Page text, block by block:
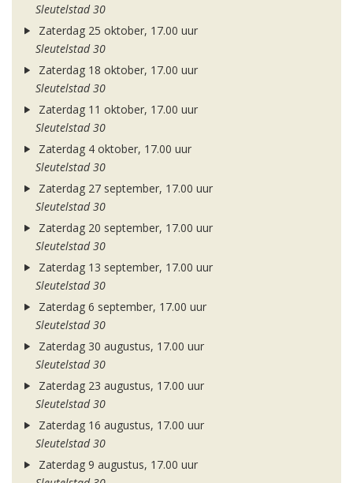
Sleutelstad 30
Zaterdag 25 oktober, 17.00 uur
Sleutelstad 30
Zaterdag 18 oktober, 17.00 uur
Sleutelstad 30
Zaterdag 11 oktober, 17.00 uur
Sleutelstad 30
Zaterdag 4 oktober, 17.00 uur
Sleutelstad 30
Zaterdag 27 september, 17.00 uur
Sleutelstad 30
Zaterdag 20 september, 17.00 uur
Sleutelstad 30
Zaterdag 13 september, 17.00 uur
Sleutelstad 30
Zaterdag 6 september, 17.00 uur
Sleutelstad 30
Zaterdag 30 augustus, 17.00 uur
Sleutelstad 30
Zaterdag 23 augustus, 17.00 uur
Sleutelstad 30
Zaterdag 16 augustus, 17.00 uur
Sleutelstad 30
Zaterdag 9 augustus, 17.00 uur